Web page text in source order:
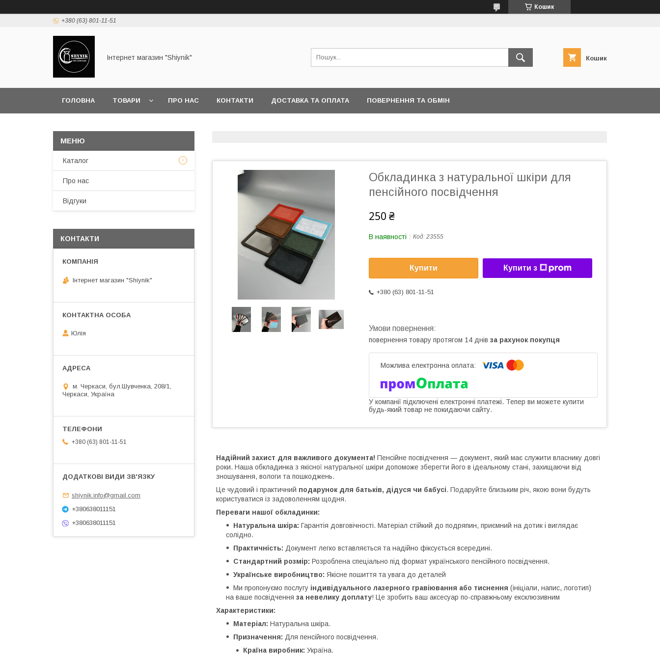
Кошик
+380 (63) 801-11-51
Інтернет магазин "Shiynik" Кошик
ГОЛОВНА ТОВАРИ ПРО НАС КОНТАКТИ ДОСТАВКА ТА ОПЛАТА ПОВЕРНЕННЯ ТА ОБМІН
Обкладинка з натуральної шкіри для
пенсійного посвідчення
250 ₴
В наявності Код: 23555
Купити Купити з
+380 (63) 801-11-51
повернення товару протягом 14 днів за рахунок покупця
У компанії підключені електронні платежі. Тепер ви можете купити
будь-який товар не покидаючи сайту.
Надійний захист для важливого документа! Пенсійне посвідчення — документ, який має служити власнику довгі
роки. Наша обкладинка з якісної натуральної шкіри допоможе зберегти його в ідеальному стані, захищаючи від
зношування, вологи та пошкоджень.
Це чудовий і практичний подарунок для батьків, дідуся чи бабусі. Подаруйте близьким річ, якою вони будуть
користуватися із задоволенням щодня.
Переваги нашої обкладинки:
Натуральна шкіра: Гарантія довговічності. Матеріал стійкий до подряпин, приємний на дотик і виглядає
солідно.
Практичність: Документ легко вставляється та надійно фіксується всередині.
Стандартний розмір: Розроблена спеціально під формат українського пенсійного посвідчення.
Українське виробництво: Якісне пошиття та увага до деталей
Ми пропонуємо послугу індивідуального лазерного гравіювання або тиснення (ініціали, напис, логотип)
на ваше посвідчення за невелику доплату! Це зробить ваш аксесуар по-справжньому ексклюзивним
Характеристики:
Матеріал: Натуральна шкіра.
Призначення: Для пенсійного посвідчення.
Країна виробник: Україна.
Каталог
Про нас
Відгуки
КОНТАКТИ
Інтернет магазин "Shiynik"
Юлія
м. Черкаси, бул.Шувченка, 208/1,
Черкаси, Україна
+380 (63) 801-11-51
shiynik.info@gmail.com
+380638011151
+380638011151